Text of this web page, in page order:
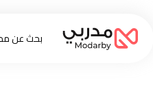
بحث عن